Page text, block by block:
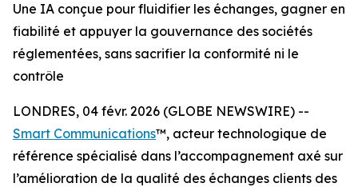
Une IA conçue pour fluidifier les échanges, gagner en
fiabilité et appuyer la gouvernance des sociétés
réglementées, sans sacrifier la conformité ni le
contrôle
LONDRES, 04 févr. 2026 (GLOBE NEWSWIRE) --
Smart Communications™, acteur technologique de
référence spécialisé dans l’accompagnement axé sur
l’amélioration de la qualité des échanges clients des